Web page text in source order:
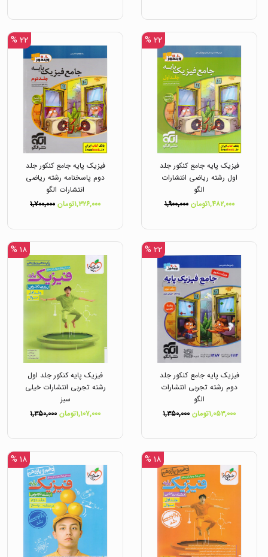
۲۲ %
فیزیک پایه جامع کنکور جلد
اول رشته ریاضی انتشارات
الگو
۱,۴۸۲,۰۰۰تومان
۱,۹۰۰,۰۰۰
۲۲ %
فیزیک پایه جامع کنکور جلد
دوم پاسخنامه رشته ریاضی
انتشارات الگو
۱,۳۲۶,۰۰۰تومان
۱,۷۰۰,۰۰۰
۲۲ %
فیزیک پایه جامع کنکور جلد
دوم رشته تجربی انتشارات
الگو
۱,۰۵۳,۰۰۰تومان
۱,۳۵۰,۰۰۰
۱۸ %
فیزیک پایه کنکور جلد اول
رشته تجربی انتشارات خیلی
سبز
۱,۱۰۷,۰۰۰تومان
۱,۳۵۰,۰۰۰
۱۸ % ۱۸ %